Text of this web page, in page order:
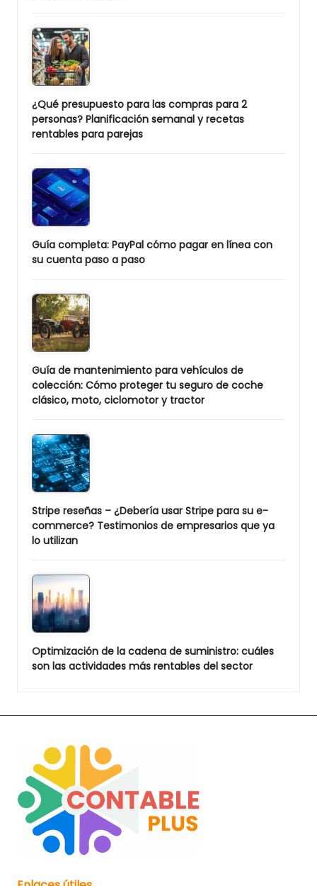
¿Qué presupuesto para las compras para 2
personas? Planificación semanal y recetas
rentables para parejas
Guía completa: PayPal cómo pagar en línea con
su cuenta paso a paso
Guía de mantenimiento para vehículos de
colección: Cómo proteger tu seguro de coche
clásico, moto, ciclomotor y tractor
Stripe reseñas – ¿Debería usar Stripe para su e-
commerce? Testimonios de empresarios que ya
lo utilizan
Optimización de la cadena de suministro: cuáles
son las actividades más rentables del sector